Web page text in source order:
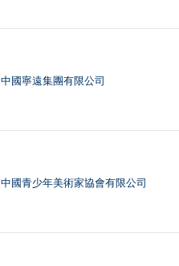
中國寧遠集團有限公司
中國青少年美術家協會有限公司